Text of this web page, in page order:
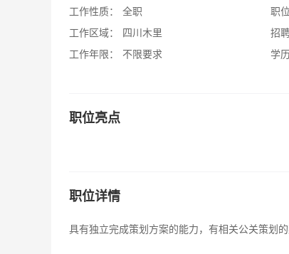
工作性质：
全职
工作区域：
四川木里
工作年限：
不限要求
职
招
学
职位亮点
职位详情
具有独立完成策划方案的能力，有相关公关策划